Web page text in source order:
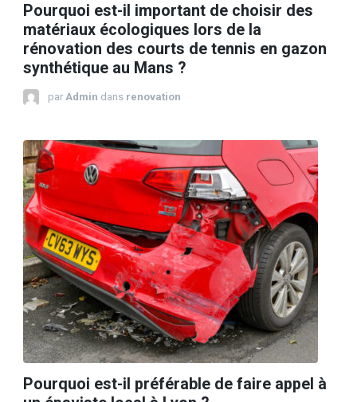
Pourquoi est-il important de choisir des
matériaux écologiques lors de la
rénovation des courts de tennis en gazon
synthétique au Mans ?
par Admin dans renovation
Pourquoi est-il préférable de faire appel à